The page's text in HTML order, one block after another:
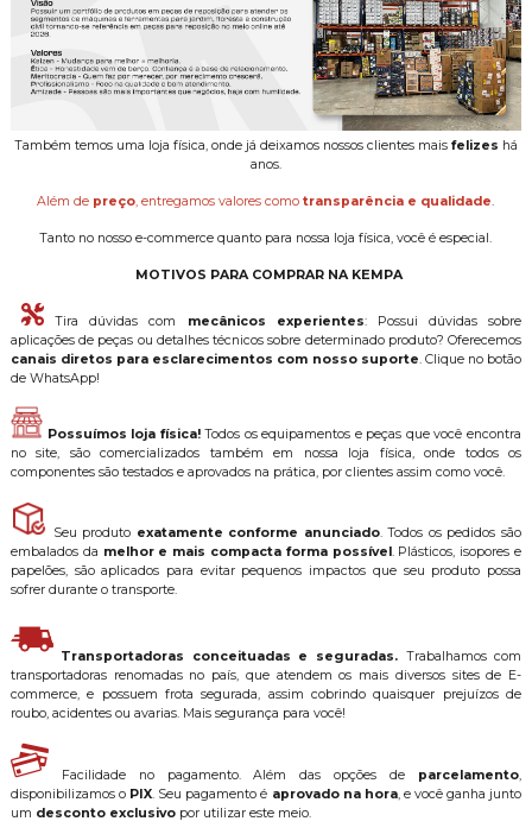
Também temos uma loja física, onde já deixamos nossos clientes mais felizes há
anos.
Além de preço, entregamos valores comotransparência e qualidade.
Tanto no nosso e-commerce quanto para nossa loja física, você é especial.
MOTIVOS PARA COMPRAR NA KEMPA
Tira dúvidas com mecânicos experientes: Possui dúvidas sobre
aplicações de peças ou detalhes técnicos sobre determinado produto? Oferecemos
canais diretos para esclarecimentos com nosso suporte. Clique no botão
de WhatsApp!
Possuímos loja física!Todos os equipamentos e peças que você encontra
no site, são comercializados também em nossa loja física, onde todos os
componentes são testados e aprovados na prática, por clientes assim como você.
Seu produto exatamente conforme anunciado. Todos os pedidos são
embalados da melhor e mais compacta forma possível . Plásticos, isopores e
papelões, são aplicados para evitar pequenos impactos que seu produto possa
sofrer durante o transporte.
Transportadoras conceituadas e seguradas. Trabalhamos com
transportadoras renomadas no país, que atendem os mais diversos sites de E-
commerce, e possuem frota segurada, assim cobrindo quaisquer prejuízos de
roubo, acidentes ou avarias. Mais segurança para você!
Facilidade no pagamento. Além das opções de parcelamento,
disponibilizamos o PIX. Seu pagamento é aprovado na hora, e você ganha junto
um desconto exclusivopor utilizar este meio.